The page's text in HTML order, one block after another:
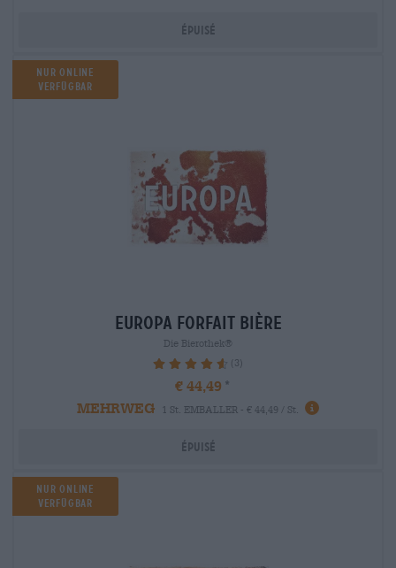
Épuisé
Nur Online
verfügbar
europa Forfait bière
Die Bierothek®
93.33% (3)
€ 44,49
MEHRWEG
1 St. EMBALLER - € 44,49 / St.
Épuisé
Nur Online
verfügbar